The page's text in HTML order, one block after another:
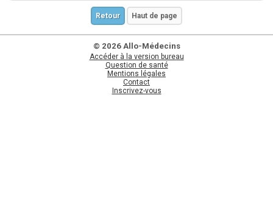
Retour Haut de page
© 2026 Allo-Médecins
Accéder à la version bureau
Question de santé
Mentions légales
Contact
Inscrivez-vous